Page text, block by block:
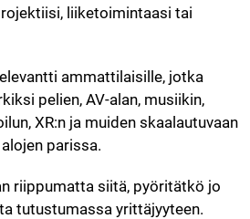
liiketoimintaasi tai
ammattilaisille, jotka
pelien, AV-alan, musiikin,
XR:n ja muiden skaalautuvaan
parissa.
riippumatta siitä, pyöritätkö jo
tutustumassa yrittäjyyteen.